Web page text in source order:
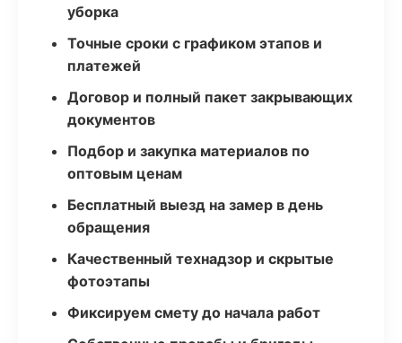
уборка
Точные сроки с графиком этапов и
платежей
Договор и полный пакет закрывающих
документов
Подбор и закупка материалов по
оптовым ценам
Бесплатный выезд на замер в день
обращения
Качественный технадзор и скрытые
фотоэтапы
Фиксируем смету до начала работ